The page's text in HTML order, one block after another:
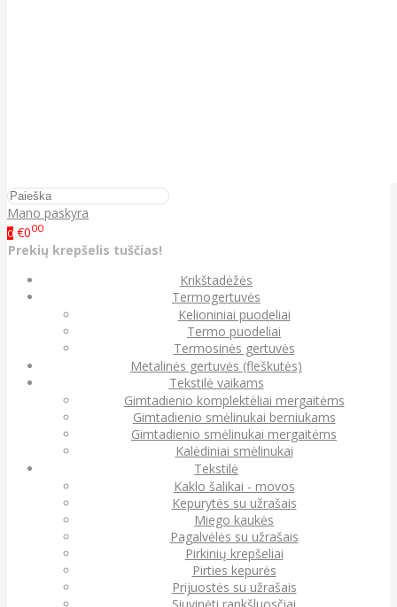
Mano paskyra
0 €000
Prekių krepšelis tuščias!
Krikštadėžės
Termogertuvės
Kelioniniai puodeliai
Termo puodeliai
Termosinės gertuvės
Metalinės gertuvės (fleškutės)
Tekstilė vaikams
Gimtadienio komplektėliai mergaitėms
Gimtadienio smėlinukai berniukams
Gimtadienio smėlinukai mergaitėms
Kalėdiniai smėlinukai
Tekstilė
Kaklo šalikai - movos
Kepurytės su užrašais
Miego kaukės
Pagalvėlės su užrašais
Pirkinių krepšeliai
Pirties kepurės
Prijuostės su užrašais
Siuvinėti rankšluosčiai